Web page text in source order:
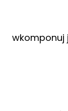
wkomponuj